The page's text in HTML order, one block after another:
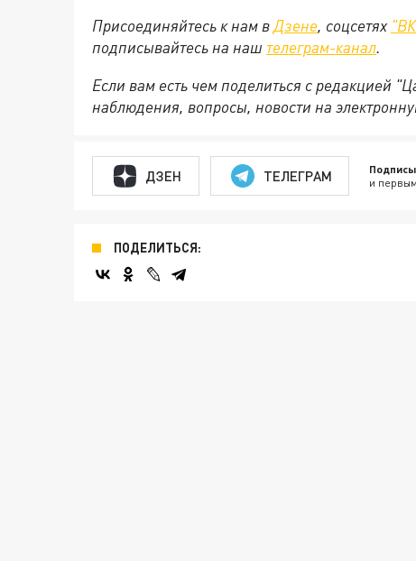
Присоединяйтесь к нам вДзене, соцсетях
подписывайтесь на наш телеграм-канал.
Если вам есть чем поделиться с редакцией
наблюдения, вопросы, новости на
ДЗЕН ТЕЛЕГРАМ и
ПОДЕЛИТЬСЯ: